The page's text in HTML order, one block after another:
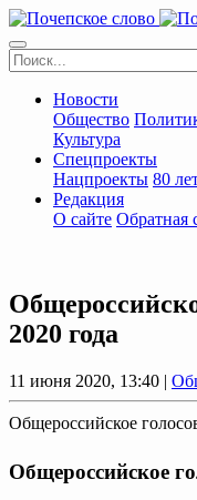
Новости
Общество
Культура
Спецпроекты
Нацпроекты 80
Редакция
О сайте Обратная
2020 года
11 июня 2020, 13:40 |
Общероссийское
Общероссийское